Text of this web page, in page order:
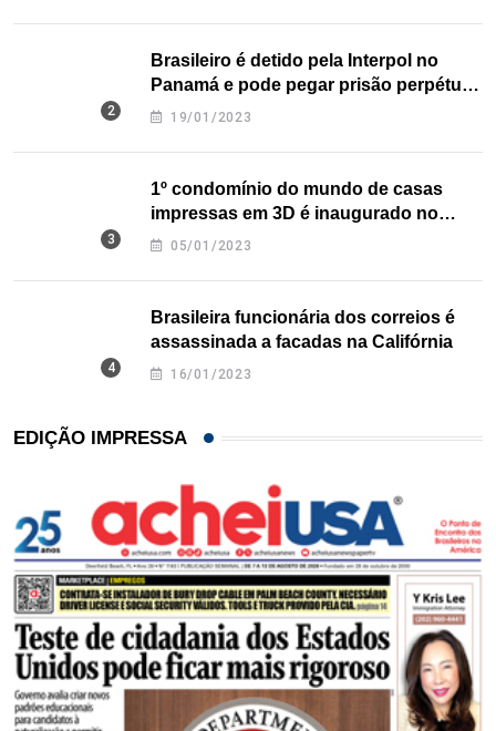
Brasileiro é detido pela Interpol no
Panamá e pode pegar prisão perpétua
nos EUA
19/01/2023
1º condomínio do mundo de casas
impressas em 3D é inaugurado no
Texas
05/01/2023
Brasileira funcionária dos correios é
assassinada a facadas na Califórnia
16/01/2023
EDIÇÃO IMPRESSA